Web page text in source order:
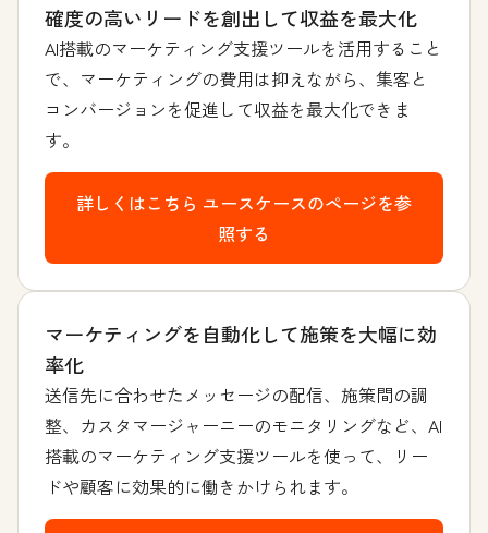
確度の高いリードを創出して収益を最大化
AI搭載のマーケティング支援ツールを活用すること
で、マーケティングの費用は抑えながら、集客と
コンバージョンを促進して収益を最大化できま
す。
詳しくはこちら ユースケースのページを参
照する
マーケティングを自動化して施策を大幅に効
率化
送信先に合わせたメッセージの配信、施策間の調
整、カスタマージャーニーのモニタリングなど、AI
搭載のマーケティング支援ツールを使って、リー
ドや顧客に効果的に働きかけられます。